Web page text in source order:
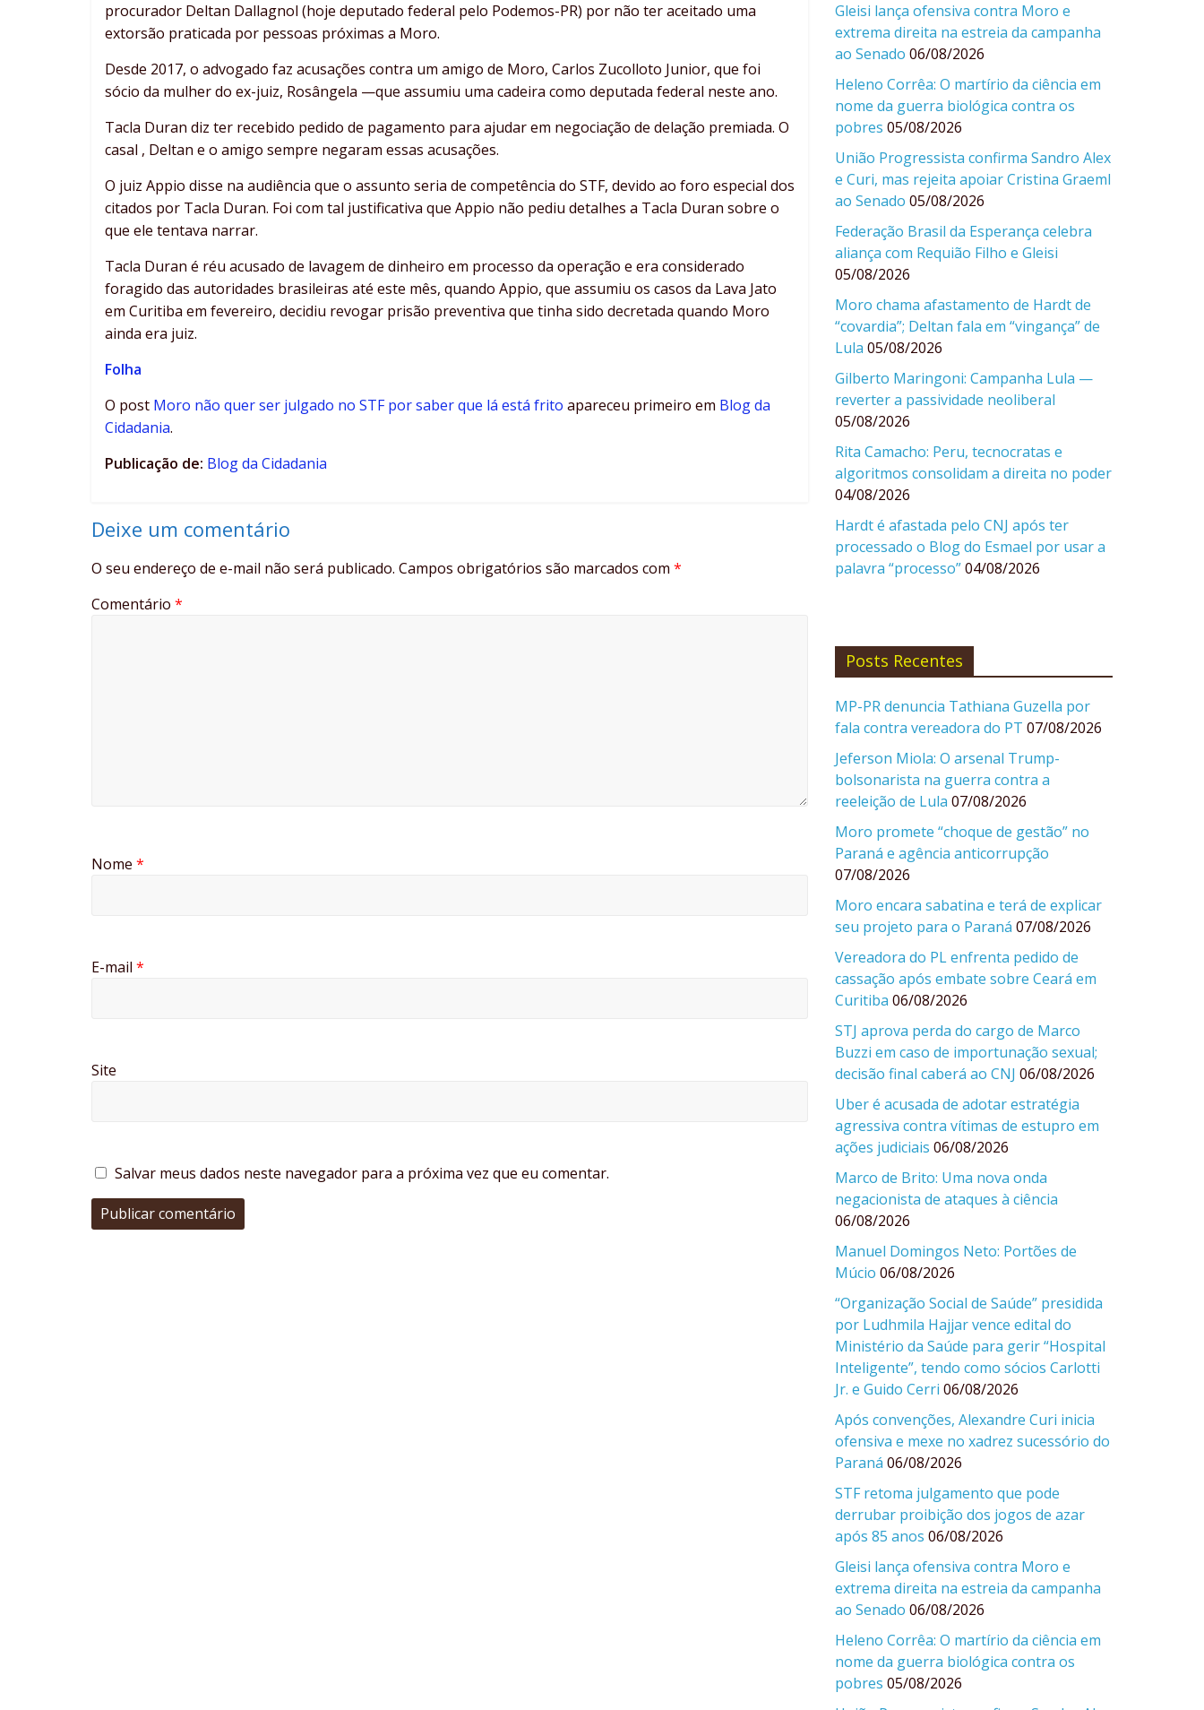
procurador Deltan Dallagnol (hoje deputado federal pelo Podemos-PR) por não ter aceitado uma
extorsão praticada por pessoas próximas a Moro.
Desde 2017, o advogado faz acusações contra um amigo de Moro, Carlos Zucolloto Junior, que foi
sócio da mulher do ex-juiz, Rosângela —que assumiu uma cadeira como deputada federal neste ano.
Tacla Duran diz ter recebido pedido de pagamento para ajudar em negociação de delação premiada. O
casal , Deltan e o amigo sempre negaram essas acusações.
O juiz Appio disse na audiência que o assunto seria de competência do STF, devido ao foro especial dos
citados por Tacla Duran. Foi com tal justificativa que Appio não pediu detalhes a Tacla Duran sobre o
que ele tentava narrar.
Tacla Duran é réu acusado de lavagem de dinheiro em processo da operação e era considerado
foragido das autoridades brasileiras até este mês, quando Appio, que assumiu os casos da Lava Jato
em Curitiba em fevereiro, decidiu revogar prisão preventiva que tinha sido decretada quando Moro
ainda era juiz.
Folha
O post Moro não quer ser julgado no STF por saber que lá está frito apareceu primeiro em Blog da
Cidadania.
Publicação de: Blog da Cidadania
Deixe um comentário
O seu endereço de e-mail não será publicado. Campos obrigatórios são marcados com *
Comentário *
Nome *
E-mail *
Site
Salvar meus dados neste navegador para a próxima vez que eu comentar.
Gleisi lança ofensiva contra Moro e
extrema direita na estreia da campanha
ao Senado 06/08/2026
Heleno Corrêa: O martírio da ciência em
nome da guerra biológica contra os
pobres 05/08/2026
União Progressista confirma Sandro Alex
e Curi, mas rejeita apoiar Cristina Graeml
ao Senado 05/08/2026
Federação Brasil da Esperança celebra
aliança com Requião Filho e Gleisi
05/08/2026
Moro chama afastamento de Hardt de
“covardia”; Deltan fala em “vingança” de
Lula 05/08/2026
Gilberto Maringoni: Campanha Lula —
reverter a passividade neoliberal
05/08/2026
Rita Camacho: Peru, tecnocratas e
algoritmos consolidam a direita no poder
04/08/2026
Hardt é afastada pelo CNJ após ter
processado o Blog do Esmael por usar a
palavra “processo”04/08/2026
Posts Recentes
MP-PR denuncia Tathiana Guzella por
fala contra vereadora do PT 07/08/2026
Jeferson Miola: O arsenal Trump-
bolsonarista na guerra contra a
reeleição de Lula 07/08/2026
Moro promete “choque de gestão” no
Paraná e agência anticorrupção
07/08/2026
Moro encara sabatina e terá de explicar
seu projeto para o Paraná 07/08/2026
Vereadora do PL enfrenta pedido de
cassação após embate sobre Ceará em
Curitiba 06/08/2026
STJ aprova perda do cargo de Marco
Buzzi em caso de importunação sexual;
decisão final caberá ao CNJ 06/08/2026
Uber é acusada de adotar estratégia
agressiva contra vítimas de estupro em
ações judiciais 06/08/2026
Marco de Brito: Uma nova onda
negacionista de ataques à ciência
06/08/2026
Manuel Domingos Neto: Portões de
Múcio 06/08/2026
“Organização Social de Saúde” presidida
por Ludhmila Hajjar vence edital do
Ministério da Saúde para gerir “Hospital
Inteligente”, tendo como sócios Carlotti
Jr. e Guido Cerri 06/08/2026
Após convenções, Alexandre Curi inicia
ofensiva e mexe no xadrez sucessório do
Paraná 06/08/2026
STF retoma julgamento que pode
derrubar proibição dos jogos de azar
após 85 anos 06/08/2026
Gleisi lança ofensiva contra Moro e
extrema direita na estreia da campanha
ao Senado 06/08/2026
Heleno Corrêa: O martírio da ciência em
nome da guerra biológica contra os
pobres 05/08/2026